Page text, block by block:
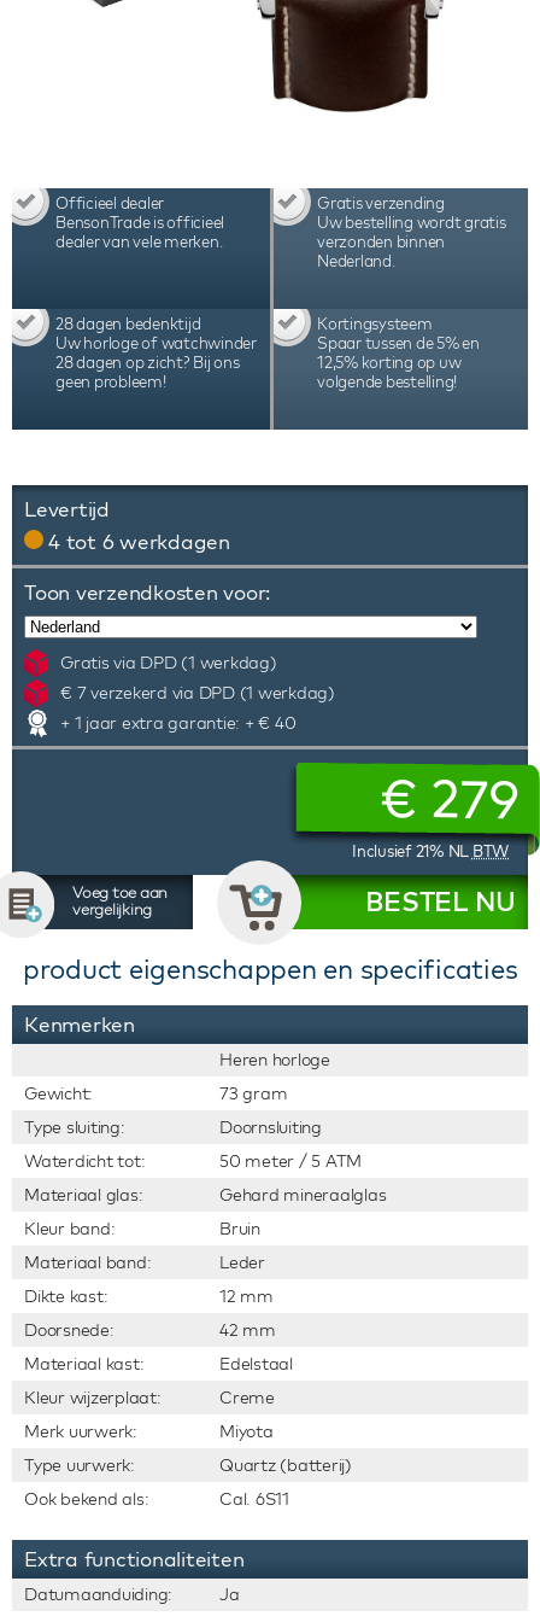
Officieel dealer
BensonTrade is officieel
dealer van vele merken.
Gratis verzending
Uw bestelling wordt gratis
verzonden binnen
Nederland.
28 dagen bedenktijd
Uw horloge of watchwinder
28 dagen op zicht? Bij ons
geen probleem!
Kortingsysteem
Spaar tussen de 5% en
12,5% korting op uw
volgende bestelling!
Levertijd
4 tot 6 werkdagen
Toon verzendkosten voor:
Gratis via DPD (1 werkdag)
€ 7 verzekerd via DPD (1 werkdag)
+ 1 jaar extra garantie: + € 40
€ 279
Inclusief 21% NL BTW
Voeg toe aan
vergelijking
BESTEL NU
product eigenschappen en specificaties
Kenmerken
Heren horloge
Gewicht:
73 gram
Type sluiting:
Doornsluiting
Waterdicht tot:
50 meter / 5 ATM
Materiaal glas:
Gehard mineraalglas
Kleur band:
Bruin
Materiaal band:
Leder
Dikte kast:
12 mm
Doorsnede:
42 mm
Materiaal kast:
Edelstaal
Kleur wijzerplaat:
Creme
Merk uurwerk:
Miyota
Type uurwerk:
Quartz (batterij)
Ook bekend als:
Cal. 6S11
Extra functionaliteiten
Datumaanduiding:
Ja